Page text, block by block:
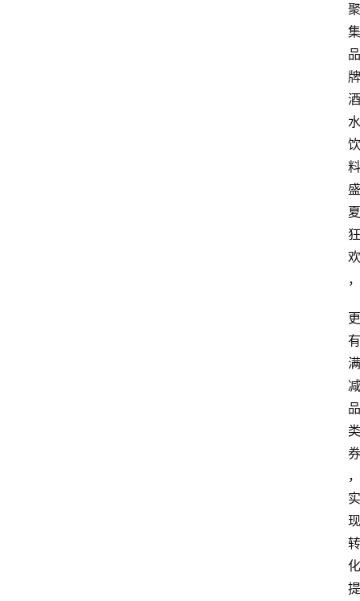
聚
集
品
牌
酒
水
饮
料
盛
夏
狂
欢
，
更
有
满
减
品
类
券
，
实
现
转
化
提